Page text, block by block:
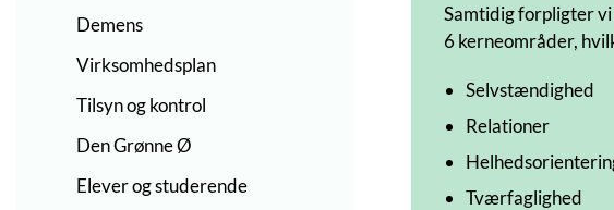
Demens
Virksomhedsplan
Tilsyn og kontrol
Den Grønne Ø
Elever og studerende
Samtidig forpligter
6 kerneområder,
Selvstændighed
Relationer
Tværfaglighed